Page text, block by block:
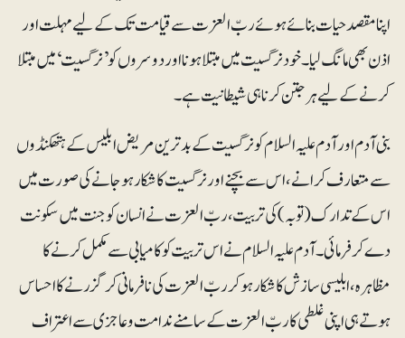
اپنا مقصد حیات بنائے ہوئے ربّ العزت سے قیامت تک کے لیے مہلت اور
اذن بھی مانگ لیا۔ خود نرگسیت میں مبتلا ہونا اور دوسروں کو ’نرگسیت‘ میں مبتلا
کرنے کے لیے ہر جتن کرنا ہی شیطانیت ہے۔
بنی آدم اور آدم علیہ السلام کو نرگسیت کے بدترین مریض ابلیس کے ہتھکنڈوں
سے متعارف کرانے، اس سے بچنے اور نرگسیت کا شکار ہوجانے کی صورت میں
اس کے تدارک (توبہ) کی تربیت، ربّ العزت نے انسان کو جنت میں سکونت
دے کر فرمائی۔ آدم علیہ السلام نے اس تربیت کو کامیابی سے مکمل کرنے کا
مظاہرہ، ابلیسی سازش کا شکار ہوکر ربّ العزت کی نافرمانی کرگزرنے کا احساس
ہوتے ہی اپنی غلطی کا ربّ العزت کے سامنے ندامت و عاجزی سے اعتراف